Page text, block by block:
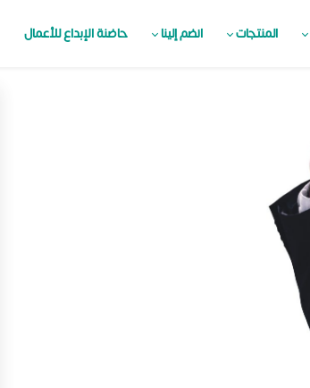
المنتجات انضم إلينا حاضنة الإبداع للأعمال